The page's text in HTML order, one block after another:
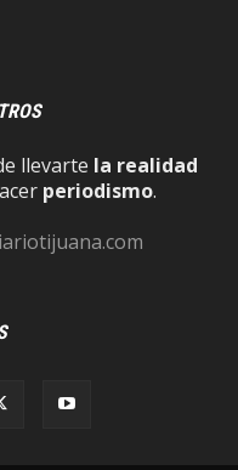
llevarte la realidad
periodismo.